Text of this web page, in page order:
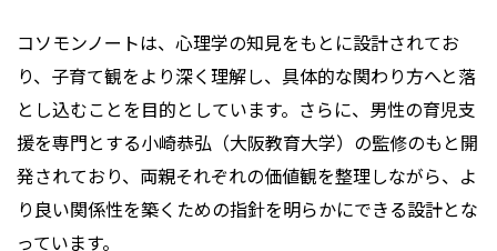
コソモンノートは、心理学の知見をもとに設計されてお
り、子育て観をより深く理解し、具体的な関わり方へと落
とし込むことを目的としています。さらに、男性の育児支
援を専門とする小崎恭弘（大阪教育大学）の監修のもと開
発されており、両親それぞれの価値観を整理しながら、よ
り良い関係性を築くための指針を明らかにできる設計とな
っています。